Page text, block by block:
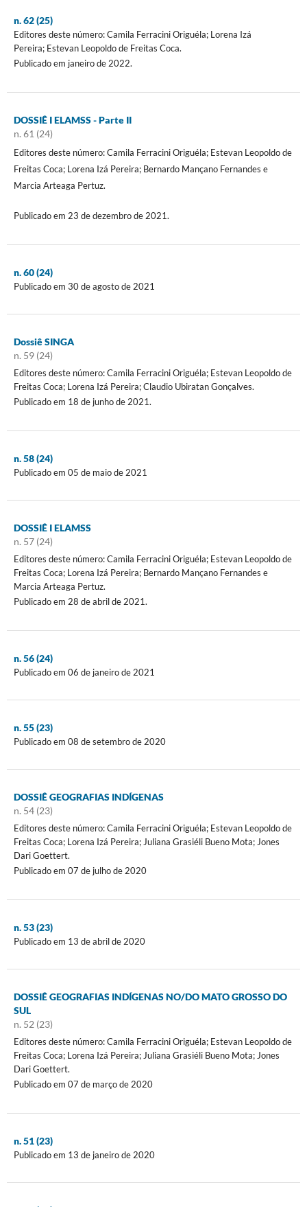
n. 62 (25)
Editores deste número: Camila Ferracini Origuéla; Lorena Izá
Pereira; Estevan Leopoldo de Freitas Coca.
Publicado em janeiro de 2022.
DOSSIÊ I ELAMSS - Parte II
n. 61 (24)
Editores deste número: Camila Ferracini Origuéla; Estevan Leopoldo de
Freitas Coca; Lorena Izá Pereira; Bernardo Mançano Fernandes e
Marcia Arteaga Pertuz.
Publicado em 23 de dezembro de 2021.
n. 60 (24)
Publicado em 30 de agosto de 2021
Dossiê SINGA
n. 59 (24)
Editores deste número: Camila Ferracini Origuéla; Estevan Leopoldo de
Freitas Coca; Lorena Izá Pereira; Claudio Ubiratan Gonçalves.
Publicado em 18 de junho de 2021.
n. 58 (24)
Publicado em 05 de maio de 2021
DOSSIÊ I ELAMSS
n. 57 (24)
Editores deste número: Camila Ferracini Origuéla; Estevan Leopoldo de
Freitas Coca; Lorena Izá Pereira; Bernardo Mançano Fernandes e
Marcia Arteaga Pertuz.
Publicado em 28 de abril de 2021.
n. 56 (24)
Publicado em 06 de janeiro de 2021
n. 55 (23)
Publicado em 08 de setembro de 2020
DOSSIÊ GEOGRAFIAS INDÍGENAS
n. 54 (23)
Editores deste número: Camila Ferracini Origuéla; Estevan Leopoldo de
Freitas Coca; Lorena Izá Pereira; Juliana Grasiéli Bueno Mota; Jones
Dari Goettert.
Publicado em 07 de julho de 2020
n. 53 (23)
Publicado em 13 de abril de 2020
DOSSIÊ GEOGRAFIAS INDÍGENAS NO/DO MATO GROSSO DO
SUL
n. 52 (23)
Editores deste número: Camila Ferracini Origuéla; Estevan Leopoldo de
Freitas Coca; Lorena Izá Pereira; Juliana Grasiéli Bueno Mota; Jones
Dari Goettert.
Publicado em 07 de março de 2020
n. 51 (23)
Publicado em 13 de janeiro de 2020